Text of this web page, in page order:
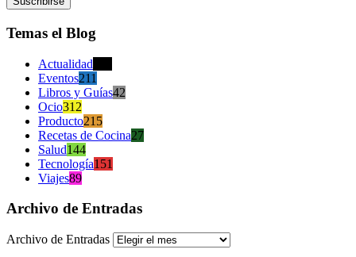
Temas el Blog
Actualidad
Eventos211
Libros y Guías42
Ocio312
Producto215
Recetas de Cocina27
Salud144
Tecnología151
Viajes89
Archivo de Entradas
Archivo de Entradas